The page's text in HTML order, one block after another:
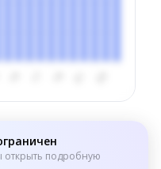
открыть подробную